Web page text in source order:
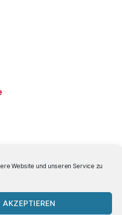
Website und unseren Service zu